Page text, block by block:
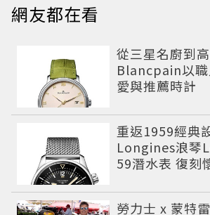
網友都在看
從三星名廚到
Blancpain以
愛與推薦時計
重返1959經典
Longines浪琴
59潛水表 復刻
勞力士 x 蒙特